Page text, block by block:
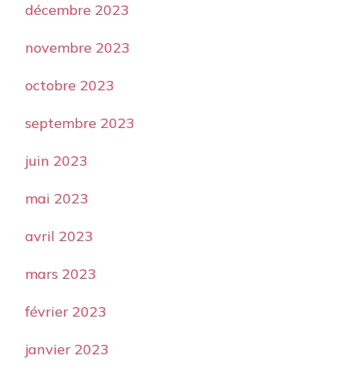
décembre 2023
novembre 2023
octobre 2023
septembre 2023
juin 2023
mai 2023
avril 2023
mars 2023
février 2023
janvier 2023